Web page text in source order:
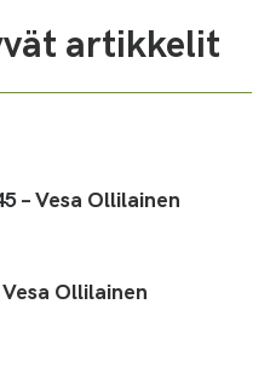
artikkelit
– Vesa Ollilainen
Ollilainen